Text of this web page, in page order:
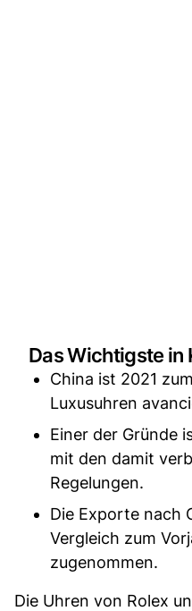
Das Wichtigste in
China ist 2021
Luxusuhren
Einer der Gründe
mit den damit
Regelungen.
Die Exporte nach
Vergleich zum
zugenommen.
Die Uhren von Rolex